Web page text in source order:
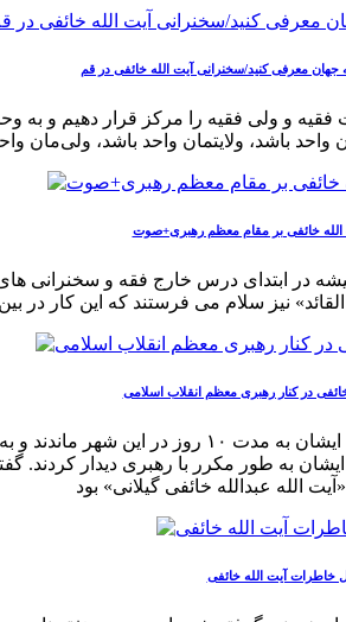
جهان معرفی کنید/سخنرانی آیت الله خائفی در قم
فقیه و ولی فقیه را مرکز قرار دهیم و
خائفی بر مقام معظم رهبری+صوت
در ابتدای درس خارج فقه و
در کنار رهبری معظم انقلاب اسلامی
رهبر معظم انقلاب اسلامی حضرت آیت الله العظمی خامنه
به طور مکرر با رهبری دیدار
خاطرات آیت الله خائفی